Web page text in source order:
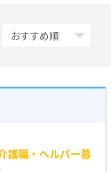
護職・ヘルパー募